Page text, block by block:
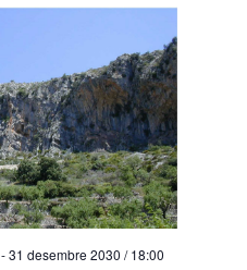
-31 desembre 2030 / 18:00